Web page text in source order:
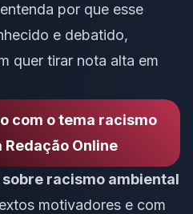
por que esse
e debatido,
quer tirar nota alta em
com o tema racismo
Redação Online
racismo ambiental
motivadores e com